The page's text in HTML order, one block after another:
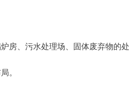
、污水处理场、固体废弃物的处
。